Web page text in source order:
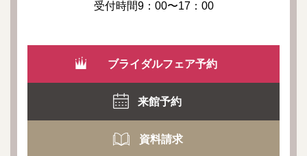
受付時間9：00〜17：00
ブライダルフェア予約
来館予約
資料請求